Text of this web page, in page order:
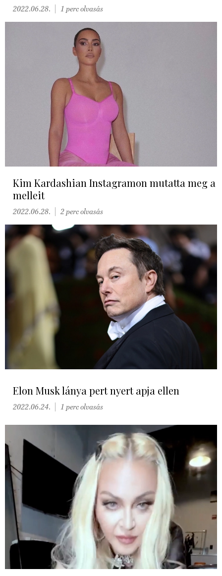
2022.06.28. 1 perc olvasás
Kim Kardashian Instagramon mutatta meg a
melleit
2022.06.28. 2 perc olvasás
Elon Musk lánya pert nyert apja ellen
2022.06.24. 1 perc olvasás